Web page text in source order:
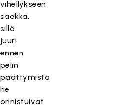
vihellykseen
saakka,
sillä
juuri
ennen
pelin
päättymistä
he
onnistuivat